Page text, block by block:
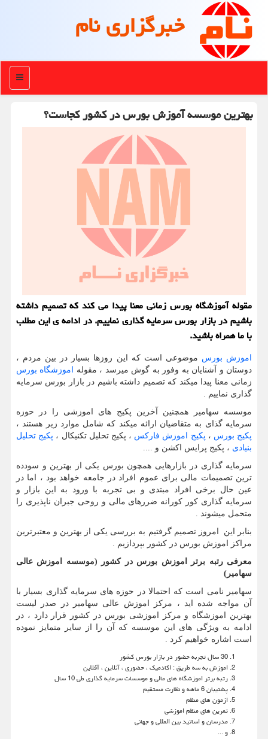
خبرگزاری نام
منو
بهترین موسسه آموزش بورس در كشور كجاست؟
مقوله آموزشگاه بورس زمانی معنا پیدا می كند كه تصمیم داشته
باشیم در بازار بورس سرمایه گذاری نماییم. در ادامه ی این مطلب
با ما همراه باشید.
اموزش بورس موضوعی است که این روزها بسیار در بین مردم ،
دوستان و آشنایان به وفور به گوش میرسد ، مقوله اموزشگاه بورس
زمانی معنا پیدا میکند که تصمیم داشته باشیم در بازار بورس سرمایه
گذاری نماییم .
موسسه سهامیر همچنین آخرین پکیج های اموزشی را در حوزه
سرمایه گذای به متقاضیان ارائه میکند که شامل موارد زیر هستند ،
پکیج بورس ، پکیج اموزش فارکس ، پکیج تحلیل تکنیکال ، پکیج تحلیل
بنیادی ، پکیج پرایس اکشن و ....
سرمایه گذاری در بازارهایی همچون بورس یکی از بهترین و سودده
ترین تصمیمات مالی برای عموم افراد در جامعه خواهد بود ، اما در
عین حال برخی افراد مبتدی و بی تجربه با ورود به این بازار و
سرمایه گذاری کور کورانه ضررهای مالی و روحی جبران ناپذیری را
متحمل میشوند .
بنابر این امروز تصمیم گرفتیم به بررسی یکی از بهترین و معتبرترین
مراکز اموزش بورس در کشور بپردازیم .
معرفی رتبه برتر اموزش بورس در کشور (موسسه اموزش عالی
سهامیر)
سهامیر نامی است که احتمالا در حوزه های سرمایه گذاری بسیار با
آن مواجه شده اید ، مرکز اموزش عالی سهامیر در صدر لیست
بهترین اموزشگاه و مرکز اموزشی بورس در کشور قرار دارد ، در
ادامه به ویژگی های این موسسه که آن را از سایر متمایز نموده
است اشاره خواهیم کرد .
30 سال تجربه حضور در بازار بورس کشور
اموزش به سه طریق : اکادمیک ، حضوری ، آنلاین ، آفلاین
رتبه برتر اموزشگاه های مالی و موسسات سرمایه گذاری طی 10 سال
پشتیبان 6 ماهه و نظارت مستقیم
ازمون های منظم
تمرین های منظم اموزشی
مدرسان و اساتید بین المللی و جهانی
و ...